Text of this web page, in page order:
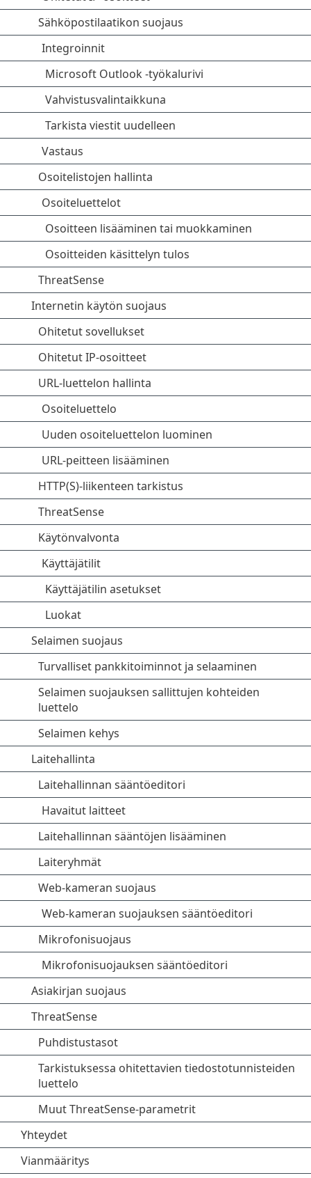
Sähköpostilaatikon suojaus
Integroinnit
Microsoft Outlook -työkalurivi
Vahvistusvalintaikkuna
Tarkista viestit uudelleen
Vastaus
Osoitelistojen hallinta
Osoiteluettelot
Osoitteen lisääminen tai muokkaminen
Osoitteiden käsittelyn tulos
ThreatSense
Internetin käytön suojaus
Ohitetut sovellukset
Ohitetut IP-osoitteet
URL-luettelon hallinta
Osoiteluettelo
Uuden osoiteluettelon luominen
URL-peitteen lisääminen
HTTP(S)-liikenteen tarkistus
ThreatSense
Käytönvalvonta
Käyttäjätilit
Käyttäjätilin asetukset
Luokat
Selaimen suojaus
Turvalliset pankkitoiminnot ja selaaminen
Selaimen suojauksen sallittujen kohteiden
luettelo
Selaimen kehys
Laitehallinta
Laitehallinnan sääntöeditori
Havaitut laitteet
Laitehallinnan sääntöjen lisääminen
Laiteryhmät
Web-kameran suojaus
Web-kameran suojauksen sääntöeditori
Mikrofonisuojaus
Mikrofonisuojauksen sääntöeditori
Asiakirjan suojaus
ThreatSense
Puhdistustasot
Tarkistuksessa ohitettavien tiedostotunnisteiden
luettelo
Muut ThreatSense-parametrit
Yhteydet
Vianmääritys